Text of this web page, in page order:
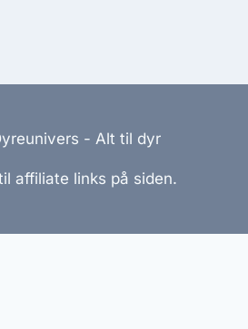
- Alt til dyr
affiliate links på siden.